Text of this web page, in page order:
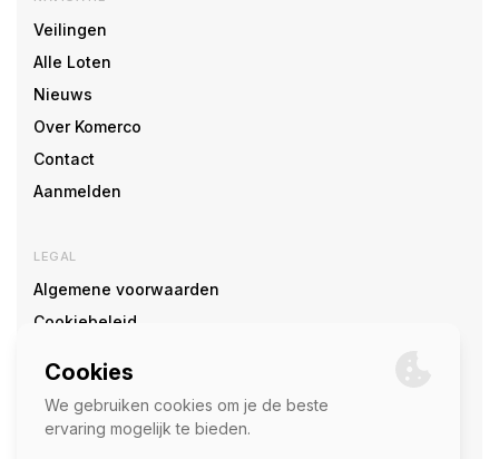
Veilingen
Alle Loten
Nieuws
Over Komerco
Contact
Aanmelden
LEGAL
Algemene voorwaarden
Cookiebeleid
SOCIAL